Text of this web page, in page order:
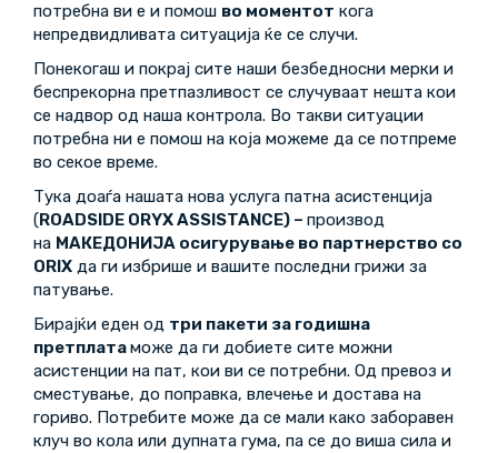
потребна ви е и помош во моментот кога
непредвидливата ситуација ќе се случи.
Понекогаш и покрај сите наши безбедносни мерки и
беспрекорна претпазливост се случуваат нешта кои
се надвор од наша контрола. Во такви ситуации
потребна ни е помош на која можеме да се потпреме
во секое време.
Тука доаѓа нашата нова услуга патна асистенција
(ROADSIDE ORYX ASSISTANCE) – производ
на МАКЕДОНИЈА осигурување во партнерство со
ORIX да ги избрише и вашите последни грижи за
патување.
Бирајќи еден од три пакети за годишна
претплатаможе да ги добиете сите можни
асистенции на пат, кои ви се потребни. Од превоз и
сместување, до поправка, влечење и достава на
гориво. Потребите може да се мали како заборавен
клуч во кола или дупната гума, па се до виша сила и